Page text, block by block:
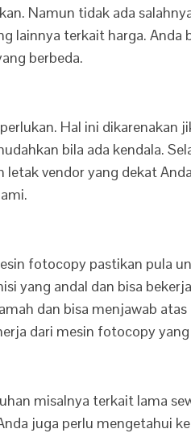
Namun tidak ada
lainnya terkait harga. Anda
berbeda.
Hal ini dikarenakan
bila ada kendala.
vendor yang dekat
fotocopy pastikan pula
yang andal dan bisa
dan bisa menjawab
dari mesin fotocopy
misalnya terkait lama
juga perlu mengetahui